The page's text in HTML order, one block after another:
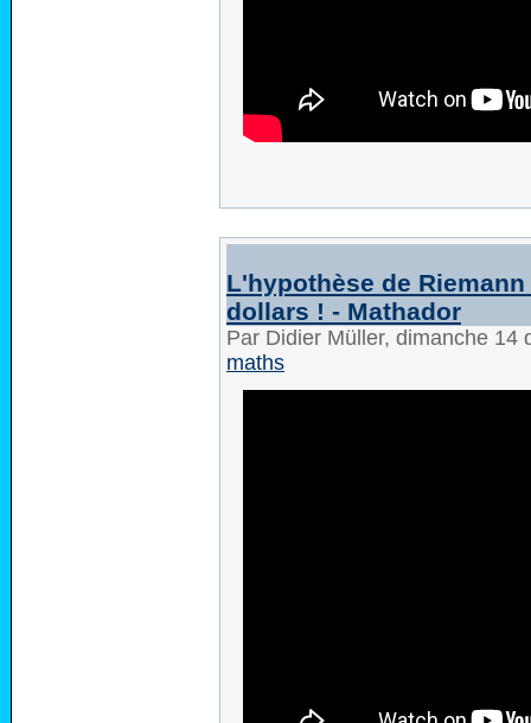
L'hypothèse de
dollars ! - Mathador
Par Didier Müller, dimanche
maths